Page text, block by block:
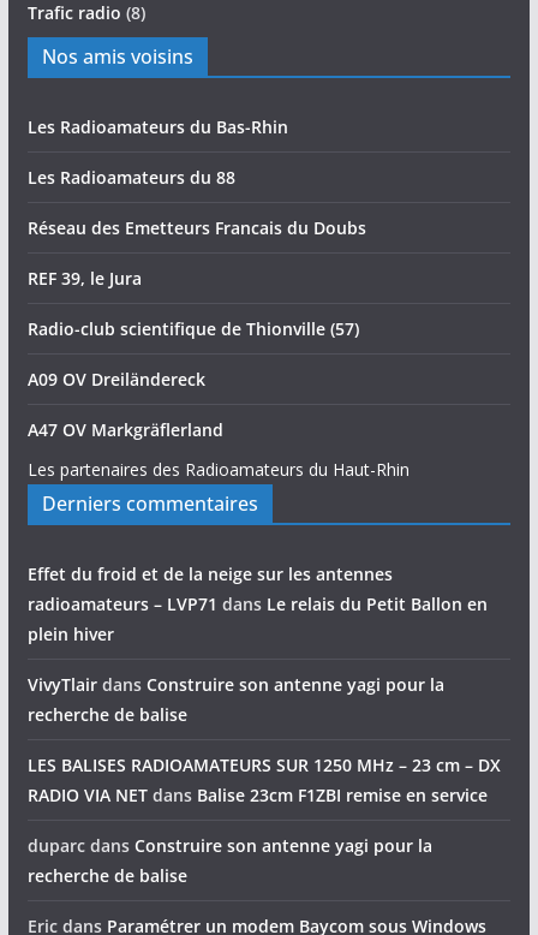
Trafic radio (8)
Nos amis voisins
Les Radioamateurs du Bas-Rhin
Les Radioamateurs du 88
Réseau des Emetteurs Francais du Doubs
REF 39, le Jura
Radio-club scientifique de Thionville (57)
A09 OV Dreiländereck
A47 OV Markgräflerland
Les partenaires des Radioamateurs du Haut-Rhin
Derniers commentaires
Effet du froid et de la neige sur les antennes
radioamateurs – LVP71 dans Le relais du Petit Ballon en
plein hiver
VivyTlairdans Construire son antenne yagi pour la
recherche de balise
LES BALISES RADIOAMATEURS SUR 1250 MHz – 23 cm – DX
RADIO VIA NETdans Balise 23cm F1ZBI remise en service
duparcdans Construire son antenne yagi pour la
recherche de balise
Ericdans Paramétrer un modem Baycom sous Windows